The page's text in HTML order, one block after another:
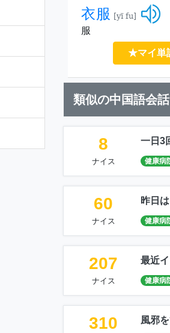
衣服 [yī fu]
服
★マイ単
類似の中国語会話
8
ナイス
一日3
健康病
60
ナイス
昨日
健康病
207
ナイス
最近
健康病
310 風邪